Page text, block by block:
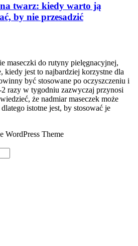
twarz: kiedy warto ją
by nie przesadzić
maseczki do rutyny pielęgnacyjnej,
kiedy jest to najbardziej korzystne dla
być stosowane po oczyszczeniu i
razy w tygodniu zazwyczaj przynosi
że nadmiar maseczek może
istotne jest, by stosować je
WordPress Theme